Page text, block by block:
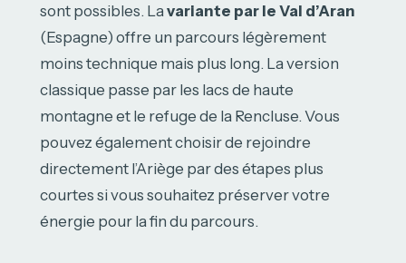
sont possibles. La variante par le Val d’Aran
(Espagne) offre un parcours légèrement
moins technique mais plus long. La version
classique passe par les lacs de haute
montagne et le refuge de la Rencluse. Vous
pouvez également choisir de rejoindre
directement l’Ariège par des étapes plus
courtes si vous souhaitez préserver votre
énergie pour la fin du parcours.